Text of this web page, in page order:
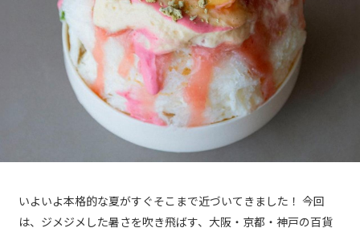
いよいよ本格的な夏がすぐそこまで近づいてきました！ 今回
は、ジメジメした暑さを吹き飛ばす、大阪・京都・神戸の百貨